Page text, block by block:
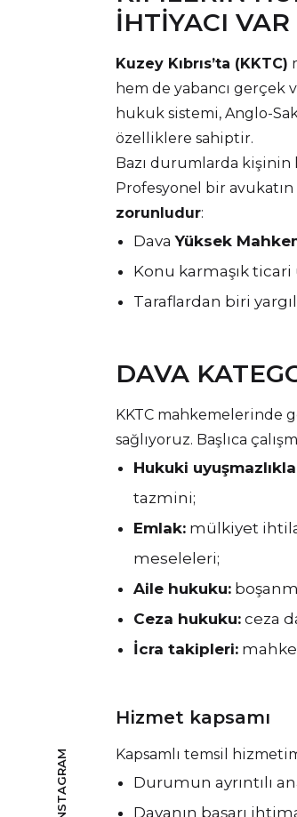
INSTAGRAM
IHTIYACI VAR
Kuzey Kıbrıs’ta (KKTC)
hem de yabancı
hukuk sistemi, Anglo-
özelliklere sahiptir.
Bazı durumlarda
Profesyonel bir avukatın
zorunludur:
DavaYüksek
Konu karmaşık ticari
Taraflardan biri
DAVA
KKTC mahkemelerinde
sağlıyoruz. Başlıca
Hukuki
tazmini;
Emlak: mülkiyet
meseleleri;
Aile hukuku:
Ceza hukuku: ceza
İcra takipleri:
Hizmet kapsamı
Kapsamlı temsil
Durumun ayrıntılı
Davanın başarı